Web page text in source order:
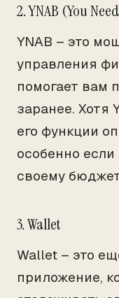
2. YNAB (You
YNAB – это
управления
помогает вам
заранее. Хотя
его функции
особенно
своему
3. Wallet
Wallet – это
приложение,